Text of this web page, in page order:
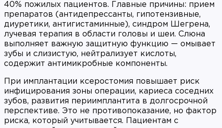
40% пожилых пациентов. Главные причины: прием
препаратов (антидепрессанты, гипотензивные,
диуретики, антигистаминные), синдром Шегрена,
лучевая терапия в области головы и шеи. Слюна
выполняет важную защитную функцию — омывает
зубы и слизистую, нейтрализует кислоты,
содержит антимикробные компоненты.
При имплантации ксеростомия повышает риск
инфицирования зоны операции, кариеса соседних
зубов, развития периимплантита в долгосрочной
перспективе. Это не противопоказание, но фактор
риска, который учитывается. Пациентам с